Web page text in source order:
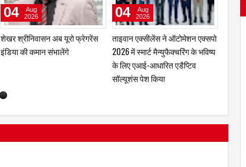
itel ने नया फीचर फोन Ace 3 Heera
लॉन्च किया
06
Aug
2026
boAt और Spotify Premium ने
बेहतर म्यूज़िक अनुभव देने के लिए की
साझेदारी
06
Aug
2026